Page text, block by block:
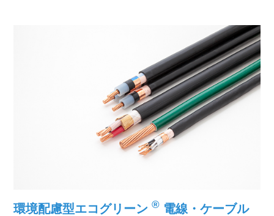
環境配慮型エコグリーン® 電線・ケーブル